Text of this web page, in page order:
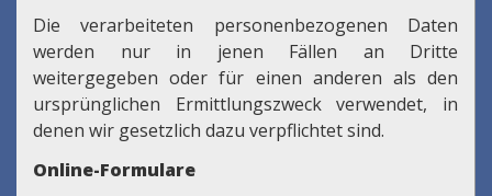
Die verarbeiteten personenbezogenen Daten
werden nur in jenen Fällen an Dritte
weitergegeben oder für einen anderen als den
ursprünglichen Ermittlungszweck verwendet, in
denen wir gesetzlich dazu verpflichtet sind.
Online-Formulare